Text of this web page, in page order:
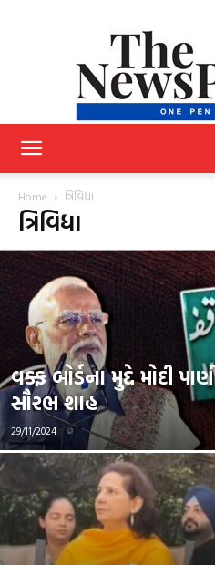
Home ત્રિવિધા
ત્રિવિધા
વક્ફ બોર્ડના મુદ્દે મોદી
સૌરભ શાહ
29/11/2024